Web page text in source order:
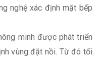
nghệ xác định mặt bếp
minh được phát triển
vùng đặt nồi. Từ đó tối